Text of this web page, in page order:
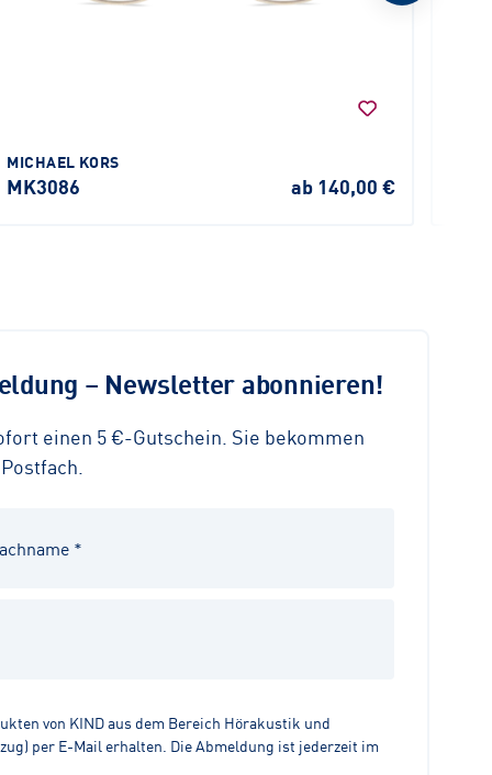
MICHAEL KORS
MK3086 ab 140,00 €
– Newsletter abonnieren!
einen 5 €-Gutschein. Sie bekommen
von KIND aus dem Bereich Hörakustik und
per E-Mail erhalten. Die Abmeldung ist jederzeit im